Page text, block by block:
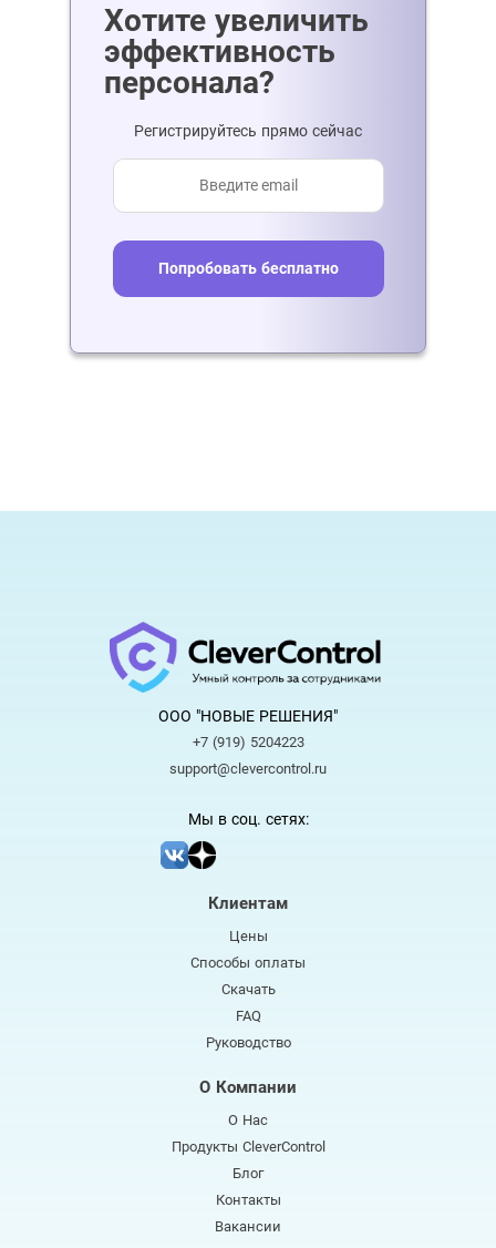
Хотите увеличить
эффективность
персонала?
Регистрируйтесь прямо сейчас
Попробовать бесплатно
ООО "НОВЫЕ РЕШЕНИЯ"
+7 (919) 5204223
support@clevercontrol.ru
Мы в соц. сетях:
Клиентам
Цены
Способы оплаты
Скачать
FAQ
Руководство
О Компании
О Нас
Продукты CleverControl
Блог
Контакты
Вакансии